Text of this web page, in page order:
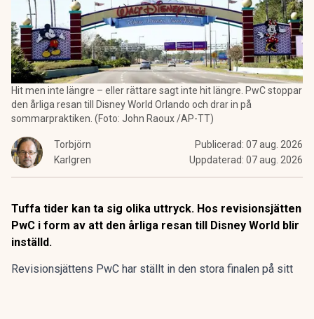
Hit men inte längre – eller rättare sagt inte hit längre. PwC stoppar
den årliga resan till Disney World Orlando och drar in på
sommarpraktiken. (Foto: John Raoux /AP-TT)
Torbjörn
Karlgren
Publicerad: 07 aug. 2026
Uppdaterad: 07 aug. 2026
Tuffa tider kan ta sig olika uttryck. Hos revisionsjätten
PwC i form av att den årliga resan till Disney World blir
inställd.
Revisionsjättens PwC har ställt in den stora finalen på sitt